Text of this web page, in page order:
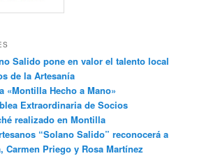
Salido pone en valor el talento local
de la Artesanía
«Montilla Hecho a Mano»
Extraordinaria de Socios
realizado en Montilla
“Solano Salido” reconocerá a
Carmen Priego y Rosa Martínez